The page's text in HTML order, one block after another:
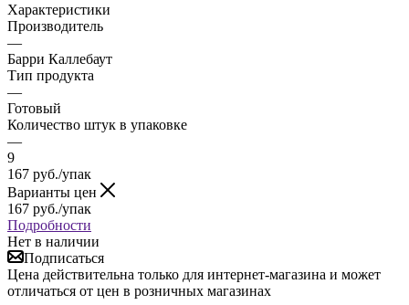
Характеристики
Производитель
—
Барри Каллебаут
Тип продукта
—
Готовый
Количество штук в упаковке
—
9
167 руб./упак
Варианты цен
167 руб./упак
Подробности
Нет в наличии
Подписаться
Цена действительна только для интернет-магазина и может
отличаться от цен в розничных магазинах